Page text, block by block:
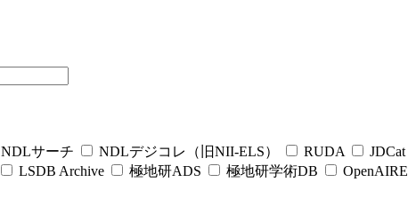
NDLサーチ NDLデジコレ（旧NII-ELS） RUDA JDCat
LSDB Archive 極地研ADS 極地研学術DB OpenAIRE